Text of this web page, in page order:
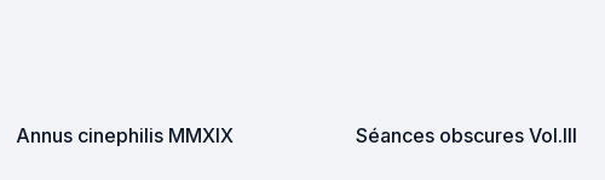
Annus cinephilis MMXIX Séances obscures Vol.III